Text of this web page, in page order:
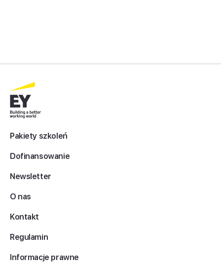
Pakiety szkoleń
Dofinansowanie
Newsletter
O nas
Kontakt
Regulamin
Informacje prawne